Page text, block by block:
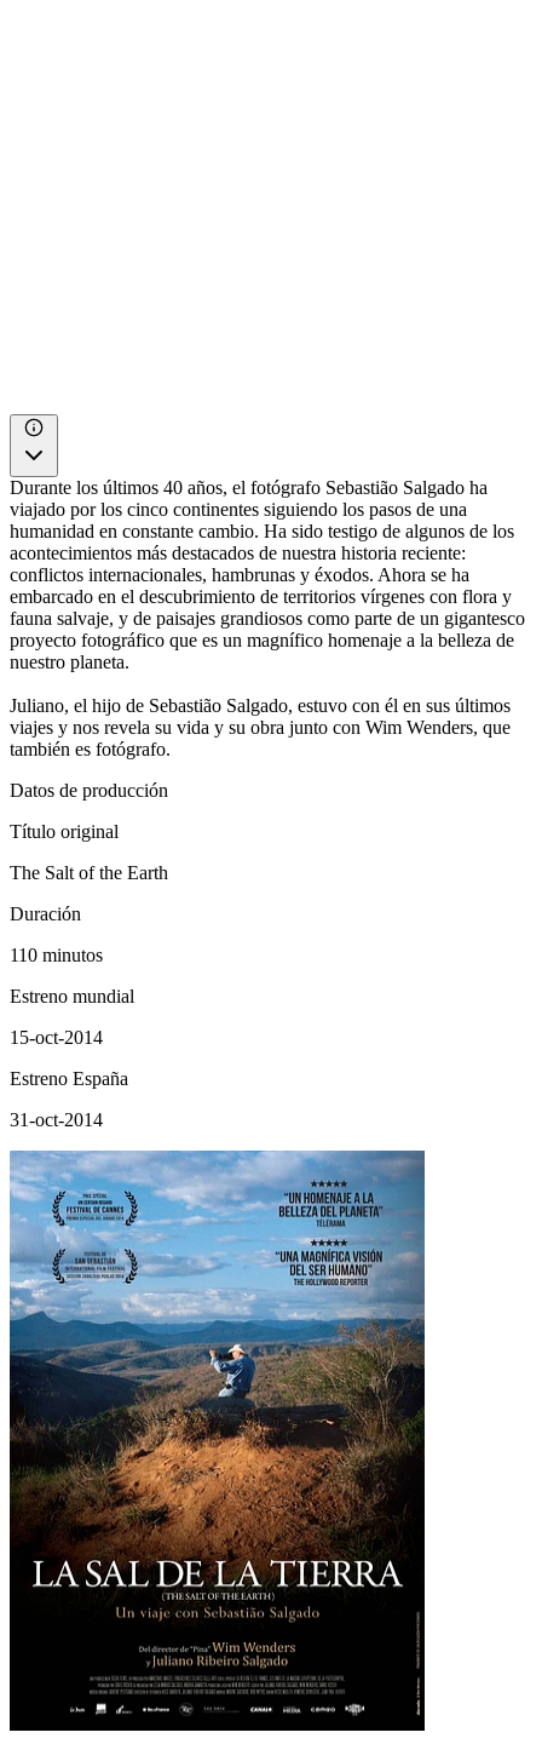
Durante los últimos 40 años, el fotógrafo Sebastião Salgado ha
viajado por los cinco continentes siguiendo los pasos de una
humanidad en constante cambio. Ha sido testigo de algunos de los
acontecimientos más destacados de nuestra historia reciente:
conflictos internacionales, hambrunas y éxodos. Ahora se ha
embarcado en el descubrimiento de territorios vírgenes con flora y
fauna salvaje, y de paisajes grandiosos como parte de un gigantesco
proyecto fotográfico que es un magnífico homenaje a la belleza de
nuestro planeta.
Juliano, el hijo de Sebastião Salgado, estuvo con él en sus últimos
viajes y nos revela su vida y su obra junto con Wim Wenders, que
también es fotógrafo.
Datos de producción
Título original
The Salt of the Earth
Duración
110 minutos
Estreno mundial
15-oct-2014
Estreno España
31-oct-2014